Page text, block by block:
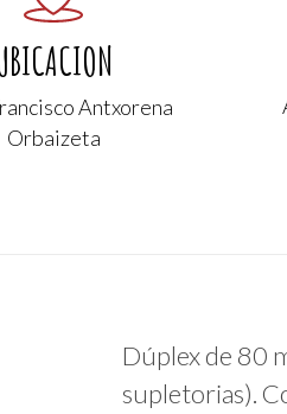
Antxorena
Orbaizeta
Dúplex de 80
supletorias).